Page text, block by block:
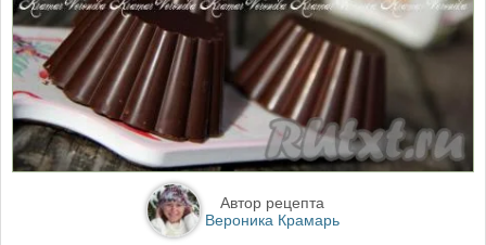
Автор рецепта
Вероника Крамарь